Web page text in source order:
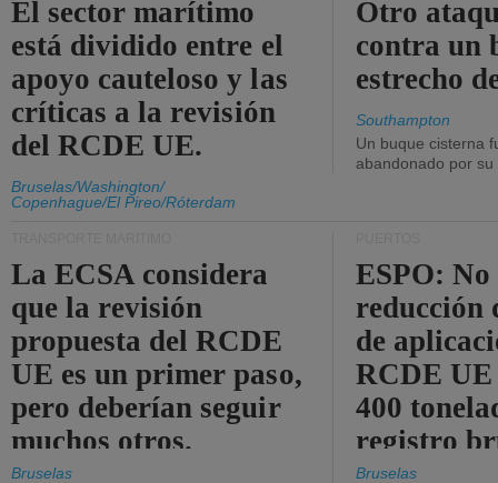
El sector marítimo
está dividido entre el
apoyo cauteloso y las
críticas a la revisión
del RCDE UE.
Bruselas/Washington/
Copenhague/El Pireo/Róterdam
Otro
contra un
estrecho
Southampton
Un buque cisterna
abandonado por su
La ECSA considera
que la revisión
propuesta del RCDE
UE es un primer paso,
pero deberían seguir
muchos otros.
Bruselas
ESPO: No
reducción
de
RCDE UE
400
registro
Bruselas